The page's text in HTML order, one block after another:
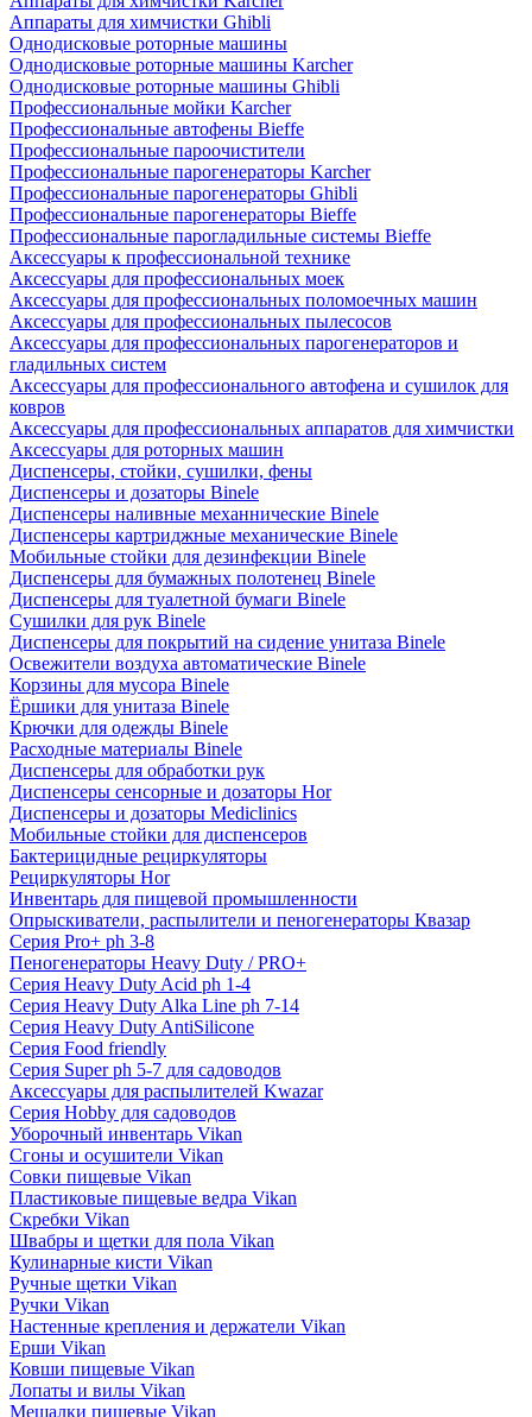
Аппараты для химчистки Ghibli
Однодисковые роторные машины
Однодисковые роторные машины Karcher
Однодисковые роторные машины Ghibli
Профессиональные мойки Karcher
Профессиональные автофены Bieffe
Профессиональные пароочистители
Профессиональные парогенераторы Karcher
Профессиональные парогенераторы Ghibli
Профессиональные парогенераторы Bieffe
Профессиональные парогладильные системы Bieffe
Аксессуары к профессиональной технике
Аксессуары для профессиональных моек
Аксессуары для профессиональных поломоечных машин
Аксессуары для профессиональных пылесосов
Аксессуары для профессиональных парогенераторов и
гладильных систем
Аксессуары для профессионального автофена и сушилок для
ковров
Аксессуары для профессиональных аппаратов для химчистки
Аксессуары для роторных машин
Диспенсеры, стойки, сушилки, фены
Диспенсеры и дозаторы Binele
Диспенсеры наливные механнические Binele
Диспенсеры картриджные механические Binele
Мобильные стойки для дезинфекции Binele
Диспенсеры для бумажных полотенец Binele
Диспенсеры для туалетной бумаги Binele
Сушилки для рук Binele
Диспенсеры для покрытий на сидение унитаза Binele
Освежители воздуха автоматические Binele
Корзины для мусора Binele
Ёршики для унитаза Binele
Крючки для одежды Binele
Расходные материалы Binele
Диспенсеры для обработки рук
Диспенсеры сенсорные и дозаторы Hor
Диспенсеры и дозаторы Mediclinics
Мобильные стойки для диспенсеров
Бактерицидные рециркуляторы
Рециркуляторы Hor
Инвентарь для пищевой промышленности
Опрыскиватели, распылители и пеногенераторы Квазар
Серия Pro+ ph 3-8
Пеногенераторы Heavy Duty / PRO+
Серия Heavy Duty Acid ph 1-4
Серия Heavy Duty Alka Line ph 7-14
Серия Heavy Duty AntiSilicone
Серия Food friendly
Серия Super ph 5-7 для садоводов
Аксессуары для распылителей Kwazar
Серия Hobby для садоводов
Уборочный инвентарь Vikan
Сгоны и осушители Vikan
Совки пищевые Vikan
Пластиковые пищевые ведра Vikan
Скребки Vikan
Швабры и щетки для пола Vikan
Кулинарные кисти Vikan
Ручные щетки Vikan
Ручки Vikan
Настенные крепления и держатели Vikan
Ерши Vikan
Ковши пищевые Vikan
Лопаты и вилы Vikan
Мешалки пищевые Vikan